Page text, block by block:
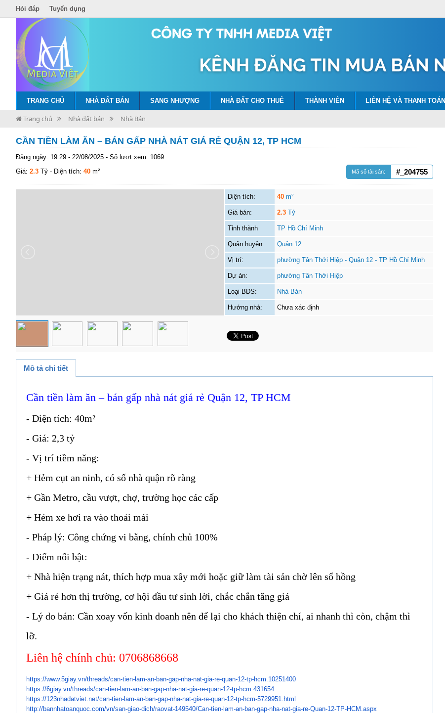
Hỏi đáp Tuyển dụng
TRANG CHỦ NHÀ ĐẤT BÁN SANG NHƯỢNG NHÀ ĐẤT CHO THUÊ THÀNH VIÊN LIÊN HỆ VÀ THANH TOÁN
Trang chủ Nhà đất bán Nhà Bán
CẦN TIỀN LÀM ĂN – BÁN GẤP NHÀ NÁT GIÁ RẺ QUẬN 12, TP HCM
Đăng ngày: 19:29 - 22/08/2025 - Số lượt xem: 1069
Giá: 2.3 Tỷ - Diện tích: 40 m² Mã số tài sản: #_204755
Diện tích: 40 m²
Giá bán: 2.3 Tỷ
Tỉnh thành TP Hồ Chí Minh
Quận huyện: Quận 12
Vị trí: phường Tân Thới Hiệp - Quận 12 - TP Hồ Chí Minh
Dự án: phường Tân Thới Hiệp
Loại BDS: Nhà Bán
Hướng nhà: Chưa xác định
Mô tả chi tiết
Cần tiền làm ăn – bán gấp nhà nát giá rẻ Quận 12, TP HCM
- Diện tích: 40m²
- Giá: 2,3 tỷ
- Vị trí tiềm năng:
+ Hẻm cụt an ninh, có số nhà quận rõ ràng
+ Gần Metro, cầu vượt, chợ, trường học các cấp
+ Hẻm xe hơi ra vào thoải mái
- Pháp lý: Công chứng vi bằng, chính chủ 100%
- Điểm nổi bật:
+ Nhà hiện trạng nát, thích hợp mua xây mới hoặc giữ làm tài sản chờ lên sổ hồng
+ Giá rẻ hơn thị trường, cơ hội đầu tư sinh lời, chắc chắn tăng giá
- Lý do bán: Cần xoay vốn kinh doanh nên để lại cho khách thiện chí, ai nhanh thì còn, chậm thì
lỡ.
Liên hệ chính chủ: 0706868668
https://www.5giay.vn/threads/can-tien-lam-an-ban-gap-nha-nat-gia-re-quan-12-tp-hcm. 10251400
https://6giay.vn/threads/can-tien-lam-an-ban-gap-nha-nat-gia-re-quan-12-tp-hcm.431654
https://123nhadatviet.net/can-tien-lam-an-ban-gap-nha-nat-gia-re-quan-12-tp-hcm-5729951. html
http://bannhatoanquoc.com/vn/san-giao-dich/raovat-149540/Can-tien-lam-an-ban-gap-nha-nat-gia-re-Quan-12-TP-HCM.aspx